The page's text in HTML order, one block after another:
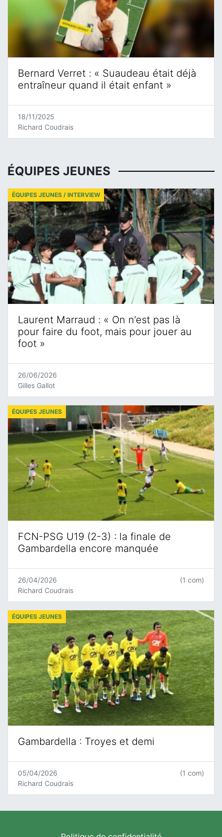
Bernard Verret : « Suaudeau était déjà
entraîneur quand il était enfant »
18/11/2025
Richard Coudrais
ÉQUIPES JEUNES
Laurent Marraud : « On n’est pas là
pour faire du foot, mais pour jouer au
foot »
ÉQUIPES JEUNES / INTERVIEW
26/06/2026
Gilles Gallot
FCN-PSG U19 (2-3) : la finale de
Gambardella encore manquée
ÉQUIPES JEUNES
26/04/2026
Richard Coudrais
(1 com)
Gambardella : Troyes et demi
ÉQUIPES JEUNES
05/04/2026
Richard Coudrais
(1 com)